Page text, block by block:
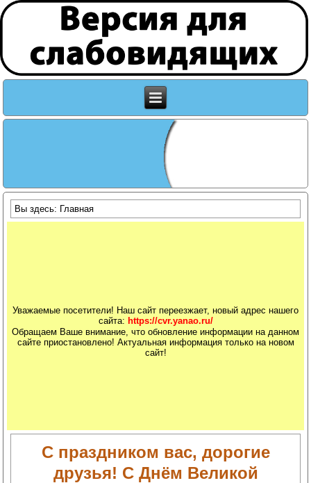
Вы здесь: Главная
Уважаемые посетители! Наш сайт переезжает, новый адрес нашего
сайта: https://cvr.yanao.ru/
Обращаем Ваше внимание, что обновление информации на данном
сайте приостановлено! Актуальная информация только на новом
сайт!
На сайте nachodki.ru можно купитьфонари
С праздником вас, дорогие
друзья! С Днём Великой